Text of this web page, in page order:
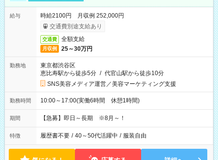
給与
時給2100円 月収例 252,000円
交通費別途支給あり
交通費 全額支給
月収例 25～30万円
勤務地
東京都渋谷区
恵比寿駅から徒歩5分 / 代官山駅から徒歩10分
SNS美容メディア運営／美容マーケティング支援
勤務時間 10:00～17:00(実働6時間 休憩1時間)
期間 【急募】即日～長期 ※8月～！
特徴 履歴書不要 / 40～50代活躍中 / 服装自由